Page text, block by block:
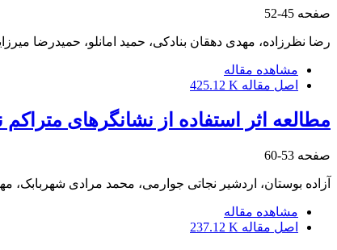
صفحه 45-52
رضا نظرزاده، مهدی دهقان بنادکی، حمید امانلو، حمیدرضا
مشاهده مقاله
اصل مقاله 425.12 K
مطالعه اثر استفاده از نشانگرهای
صفحه 53-60
آزاده بوستان، اردشیر نجاتی جوارمی، محمد مرادی شهربابک،
مشاهده مقاله
اصل مقاله 237.12 K